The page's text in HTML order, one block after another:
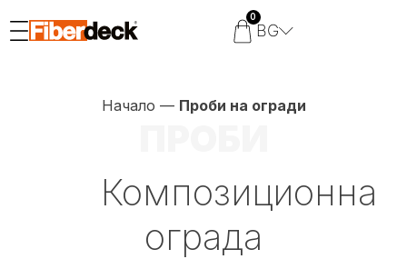
0
BG
Начало — Проби на огради
Композиционна
ограда